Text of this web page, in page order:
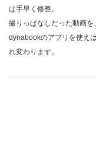
は手早く修整。
撮りっぱなしだった動画を
dynabookのアプリを使え
れ変わります。